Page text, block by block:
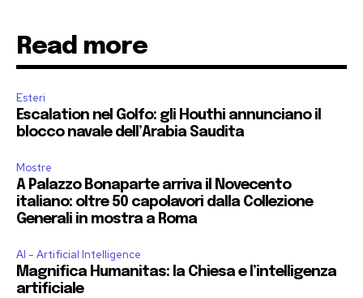
Read more
Esteri
Escalation nel Golfo: gli Houthi annunciano il
blocco navale dell’Arabia Saudita
Mostre
A Palazzo Bonaparte arriva il Novecento
italiano: oltre 50 capolavori dalla Collezione
Generali in mostra a Roma
AI - Artificial Intelligence
Magnifica Humanitas: la Chiesa e l’intelligenza
artificiale